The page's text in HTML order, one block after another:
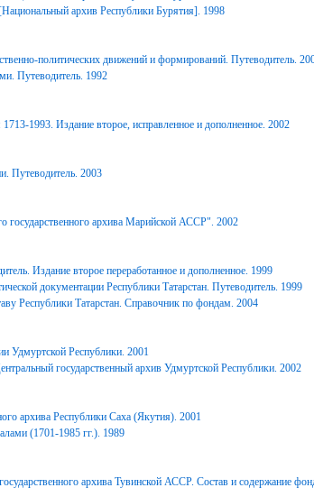
архив Республики Бурятия]. 1998
политических движений и формирований. Путеводитель.
Путеводитель. 1992
1993. Издание второе, исправленное и дополненное. 2002
Путеводитель. 2003
государственного архива Марийской АССР". 2002
Издание второе переработанное и дополненное. 1999
документации Республики Татарстан. Путеводитель. 1999
Республики Татарстан. Справочник по фондам. 2004
Удмуртской Республики. 2001
государственный архив Удмуртской Республики. 2002
архива Республики Саха (Якутия). 2001
(1701-1985 гг.). 1989
архива Тувинской АССР. Состав и содержание